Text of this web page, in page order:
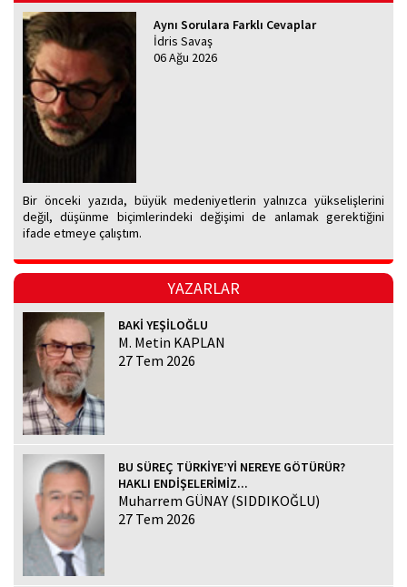
Aynı Sorulara Farklı Cevaplar
İdris Savaş
06 Ağu 2026
Bir önceki yazıda, büyük medeniyetlerin yalnızca yükselişlerini
değil, düşünme biçimlerindeki değişimi de anlamak gerektiğini
ifade etmeye çalıştım.
YAZARLAR
BAKİ YEŞİLOĞLU
M. Metin KAPLAN
27 Tem 2026
BU SÜREÇ TÜRKİYE’Yİ NEREYE GÖTÜRÜR?
HAKLI ENDİŞELERİMİZ...
Muharrem GÜNAY (SIDDIKOĞLU)
27 Tem 2026